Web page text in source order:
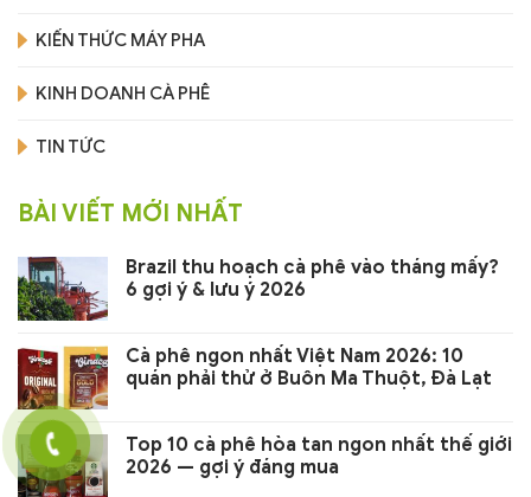
KIẾN THỨC MÁY PHA
KINH DOANH CÀ PHÊ
TIN TỨC
BÀI VIẾT MỚI NHẤT
Brazil thu hoạch cà phê vào tháng mấy?
6 gợi ý & lưu ý 2026
Cà phê ngon nhất Việt Nam 2026: 10
quán phải thử ở Buôn Ma Thuột, Đà Lạt
Top 10 cà phê hòa tan ngon nhất thế giới
2026 — gợi ý đáng mua